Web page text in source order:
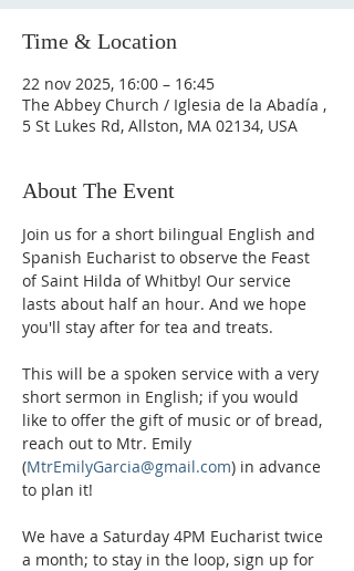
Time & Location
22 nov 2025, 16:00 – 16:45
The Abbey Church / Iglesia de la Abadía ,
5 St Lukes Rd, Allston, MA 02134, USA
About The Event
Join us for a short bilingual English and
Spanish Eucharist to observe the Feast
of Saint Hilda of Whitby! Our service
lasts about half an hour. And we hope
you'll stay after for tea and treats.
This will be a spoken service with a very
short sermon in English; if you would
like to offer the gift of music or of bread,
reach out to Mtr. Emily
(MtrEmilyGarcia@gmail.com) in advance
to plan it!
We have a Saturday 4PM Eucharist twice
a month; to stay in the loop, sign up for